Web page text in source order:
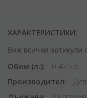
ХАРАКТЕРИСТИКИ:
Виж всички артикули
Обем (л.)
0.425 л.
Производител